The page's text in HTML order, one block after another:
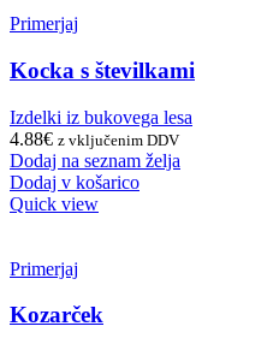
Primerjaj
Kocka s številkami
Izdelki iz bukovega lesa
4.88€ z vključenim DDV
Dodaj na seznam želja
Dodaj v košarico
Quick view
Primerjaj
Kozarček